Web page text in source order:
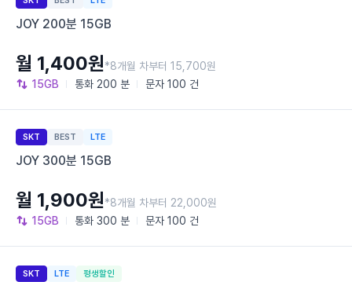
JOY 200분 15GB
15GB 통화 200 분 문자 100 건
월 1,400원*8개월 차부터 15,700원
SKT BEST LTE
JOY 300분 15GB
15GB 통화 300 분 문자 100 건
월 1,900원*8개월 차부터 22,000원
SKT LTE 평생할인